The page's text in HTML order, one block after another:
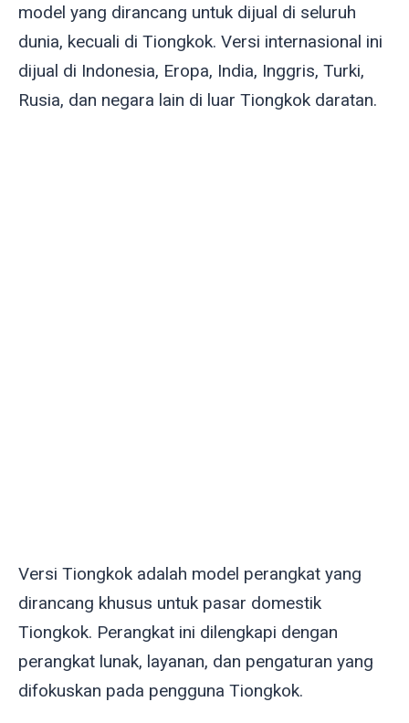
model yang dirancang untuk dijual di seluruh
dunia, kecuali di Tiongkok. Versi internasional ini
dijual di Indonesia, Eropa, India, Inggris, Turki,
Rusia, dan negara lain di luar Tiongkok daratan.
Versi Tiongkok adalah model perangkat yang
dirancang khusus untuk pasar domestik
Tiongkok. Perangkat ini dilengkapi dengan
perangkat lunak, layanan, dan pengaturan yang
difokuskan pada pengguna Tiongkok.